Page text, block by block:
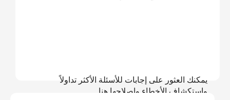
يمكنك العثور على إجابات للأسئلة الأكثر تداولاً
واستكشاف الأخطاء وإصلاحها هنا